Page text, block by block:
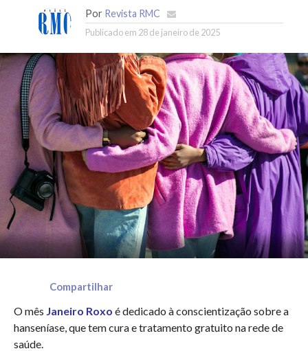
Por Revista RMC
Publicado em 28 de janeiro de 2025
Compartilhar
O mês Janeiro Roxo é dedicado à conscientização sobre a
hanseníase, que tem cura e tratamento gratuito na rede de
saúde.